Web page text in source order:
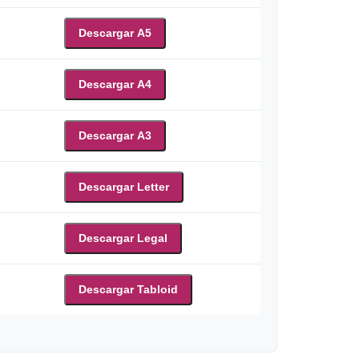
Descargar A5
Descargar A4
Descargar A3
Descargar Letter
Descargar Legal
Descargar Tabloid